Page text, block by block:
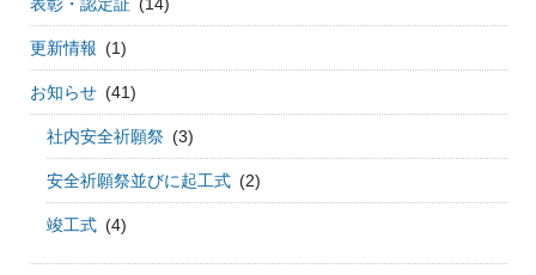
更新情報 (1)
お知らせ (41)
社内安全祈願祭 (3)
安全祈願祭並びに起工式 (2)
竣工式 (4)